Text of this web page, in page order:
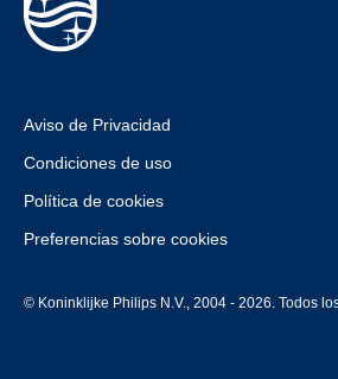
Aviso de Privacidad
Condiciones de uso
Política de cookies
Preferencias sobre cookies
© Koninklijke Philips N.V., 2004 - 2026. Todos